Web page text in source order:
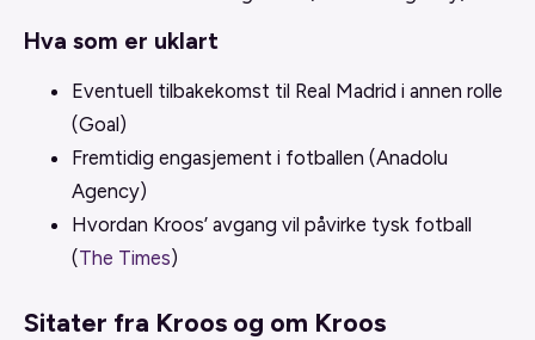
Hva som er uklart
Eventuell tilbakekomst til Real Madrid i annen rolle
(Goal)
Fremtidig engasjement i fotballen (Anadolu
Agency)
Hvordan Kroos’ avgang vil påvirke tysk fotball
(The Times)
Sitater fra Kroos og om Kroos